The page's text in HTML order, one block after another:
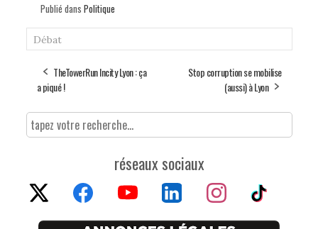
Publié dans Politique
Débat
TheTowerRun Incity Lyon : ça
a piqué !
Stop corruption se mobilise
(aussi) à Lyon
réseaux sociaux